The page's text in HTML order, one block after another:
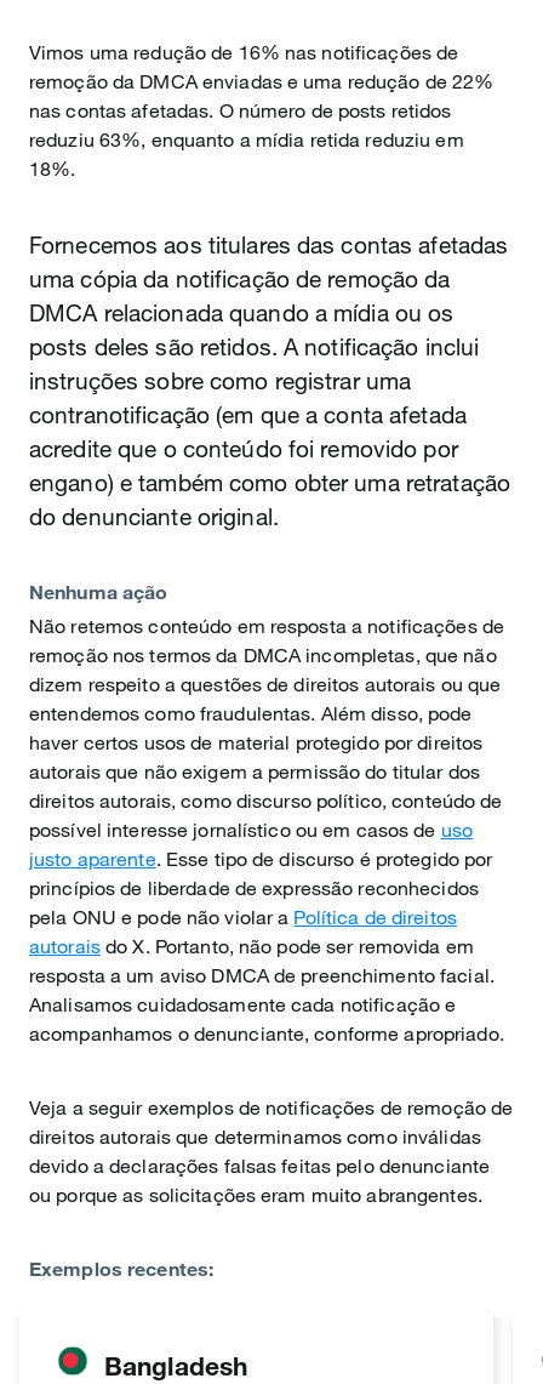
Vimos uma redução de 16% nas notificações de
remoção da DMCA enviadas e uma redução de 22%
nas contas afetadas. O número de posts retidos
reduziu 63%, enquanto a mídia retida reduziu em
18%.
Fornecemos aos titulares das contas afetadas
uma cópia da notificação de remoção da
DMCA relacionada quando a mídia ou os
posts deles são retidos. A notificação inclui
instruções sobre como registrar uma
contranotificação (em que a conta afetada
acredite que o conteúdo foi removido por
engano) e também como obter uma retratação
do denunciante original.
Nenhuma ação
Não retemos conteúdo em resposta a notificações de
remoção nos termos da DMCA incompletas, que não
dizem respeito a questões de direitos autorais ou que
entendemos como fraudulentas. Além disso, pode
haver certos usos de material protegido por direitos
autorais que não exigem a permissão do titular dos
direitos autorais, como discurso político, conteúdo de
possível interesse jornalístico ou em casos de uso
justo aparente. Esse tipo de discurso é protegido por
princípios de liberdade de expressão reconhecidos
pela ONU e pode não violar a Política de direitos
autoraisdo X. Portanto, não pode ser removida em
resposta a um aviso DMCA de preenchimento facial.
Analisamos cuidadosamente cada notificação e
acompanhamos o denunciante, conforme apropriado.
Veja a seguir exemplos de notificações de remoção de
direitos autorais que determinamos como inválidas
devido a declarações falsas feitas pelo denunciante
ou porque as solicitações eram muito abrangentes.
Exemplos recentes:
Bangladesh